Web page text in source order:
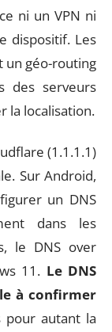
ni un VPN ni
dispositif. Les
un géo-routing
des serveurs
la localisation.
(1.1.1.1)
Sur Android,
un DNS
dans les
le DNS over
11. Le DNS
à confirmer
pour autant la